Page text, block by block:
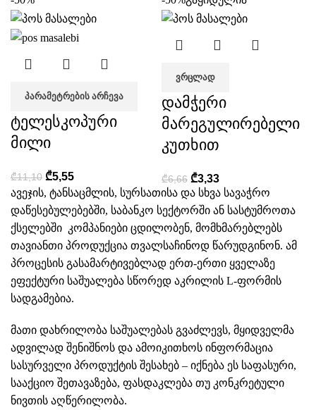
ᲞᲐᲠᲐᲛᲔᲢᲠᲔᲑᲘᲡ ᲐᲠᲩᲔᲕᲐ
ტელესკოპური
მილი
₾11,10 ₾5,55
ᲕᲠᲪᲚᲐᲓ
დამჭერი
მარეგულირებელი
კუთხით
₾6,66 ₾3,33
ავეჯის, ტანსაცმლის, სურსათისა და სხვა სავაჭრო
დაწესებულებებში, საბანკო სექტორში ან სასტუმროთა
ქსელებში კომპანიები ცდილობენ, მომხმარებლებს
თავიანთი პროდუქცია თვალსაჩინოდ წარუდგინონ. ამ
პროცესის გასამარტივებლად ერთ-ერთი ყველაზე
ეფექტური საშუალება სწორედ აკრილის L-ფორმის
სადგამებია.
მათი დახრილობა საშუალებას გვაძლევს, მყიდველმა
ადვილად შენიშნოს და ამოიკითხოს ინფორმაცია
სასურველი პროდუქტის შესახებ – იქნება ეს საფასური,
სააქციო შეთავაზება, ფასდაკლება თუ კონკრეტული
ნივთის აღწერილობა.